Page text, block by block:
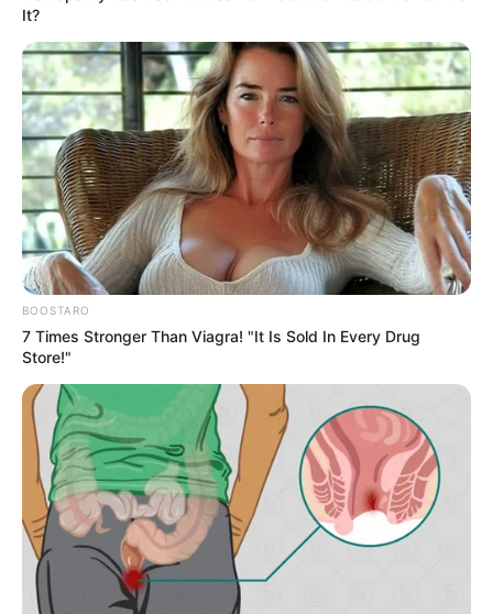
ΣΠΑΜΕ ΤΟ ΜΑΤΡΙΞ – ΤΟ ΒΙΒΛΙΟ
It?
BOOSTARO
7 Times Stronger Than Viagra! "It Is Sold In Every Drug
Store!"